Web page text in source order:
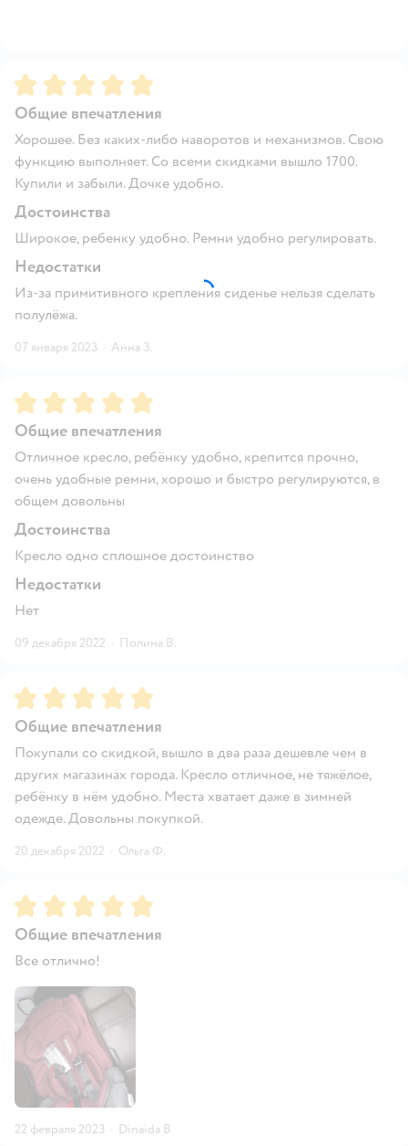
Рейтинг:5
Общие впечатления
Хорошее. Без каких-либо наворотов и механизмов. Свою
функцию выполняет. Со всеми скидками вышло 1700.
Купили и забыли. Дочке удобно.
Достоинства
Широкое, ребенку удобно. Ремни удобно регулировать.
Недостатки
Из-за примитивного крепления сиденье нельзя сделать
полулёжа.
07 января 2023 · Анна З.
Рейтинг:5
Общие впечатления
Отличное кресло, ребёнку удобно, крепится прочно,
очень удобные ремни, хорошо и быстро регулируются, в
общем довольны
Достоинства
Кресло одно сплошное достоинство
Недостатки
Нет
09 декабря 2022 · Полина В.
Рейтинг:5
Общие впечатления
Покупали со скидкой, вышло в два раза дешевле чем в
других магазинах города. Кресло отличное, не тяжёлое,
ребёнку в нём удобно. Места хватает даже в зимней
одежде. Довольны покупкой.
20 декабря 2022 · Ольга Ф.
Рейтинг:5
Общие впечатления
Все отлично!
22 февраля 2023 · Dinaida B.